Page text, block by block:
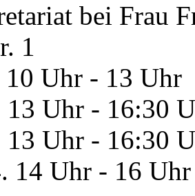
bei Frau
1
Uhr - 13 Uhr
13 Uhr - 16:30
13 Uhr - 16:30
14 Uhr - 16